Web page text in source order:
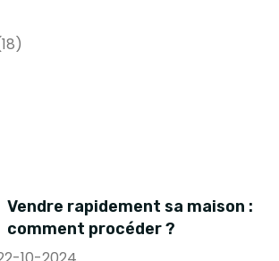
Vendre rapidement sa maison :
comment procéder ?